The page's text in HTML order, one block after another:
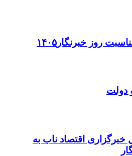
روز خبرنگار۱۴۰۵
دولت
خبرگزاری اقتصاد ناب به